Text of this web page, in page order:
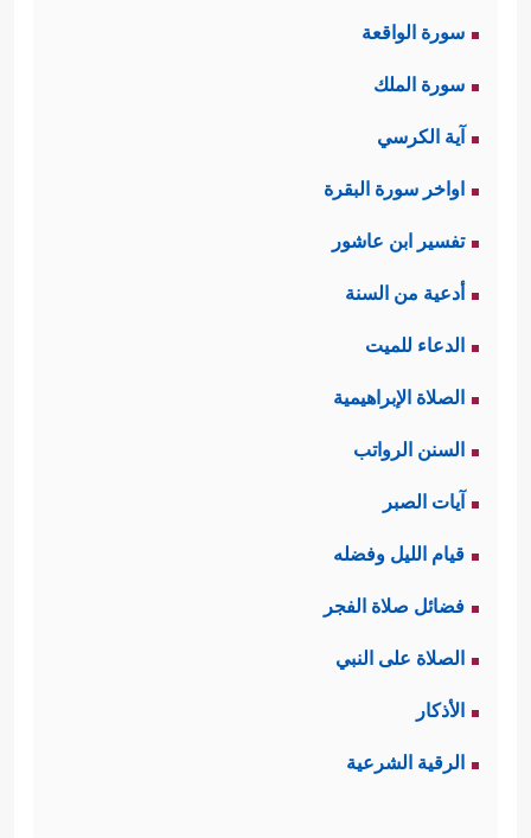
سورة الواقعة
سورة الملك
آية الكرسي
اواخر سورة البقرة
تفسير ابن عاشور
أدعية من السنة
الدعاء للميت
الصلاة الإبراهيمية
السنن الرواتب
آيات الصبر
قيام الليل وفضله
فضائل صلاة الفجر
الصلاة على النبي
الأذكار
الرقية الشرعية